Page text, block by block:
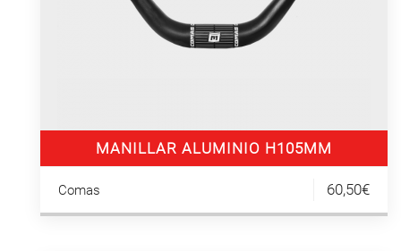
MANILLAR ALUMINIO H105MM
Comas 60,50€